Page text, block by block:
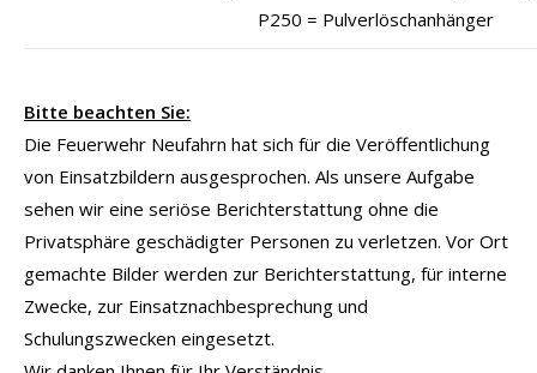
P250 = Pulverlöschanhänger
Bitte beachten Sie:
Die Feuerwehr Neufahrn hat sich für die Veröffentlichung
von Einsatzbildern ausgesprochen. Als unsere Aufgabe
sehen wir eine seriöse Berichterstattung ohne die
Privatsphäre geschädigter Personen zu verletzen. Vor Ort
gemachte Bilder werden zur Berichterstattung, für interne
Zwecke, zur Einsatznachbesprechung und
Schulungszwecken eingesetzt.